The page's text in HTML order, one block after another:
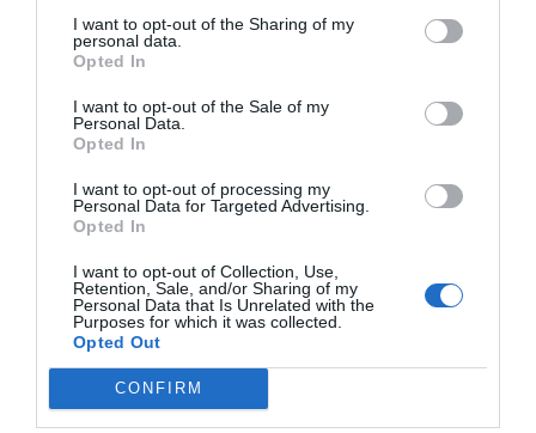
I want to opt-out of the Sharing of my
personal data.
Opted In
I want to opt-out of the Sale of my
Personal Data.
Opted In
I want to opt-out of processing my
Personal Data for Targeted Advertising.
Opted In
I want to opt-out of Collection, Use,
Retention, Sale, and/or Sharing of my
Personal Data that Is Unrelated with the
Purposes for which it was collected.
Opted Out
CONFIRM